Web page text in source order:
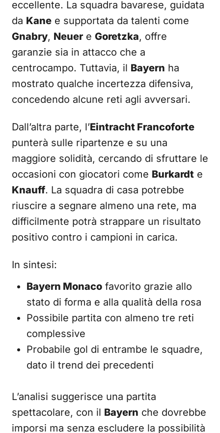
eccellente. La squadra bavarese, guidata
da Kane e supportata da talenti come
Gnabry, Neuer e Goretzka, offre
garanzie sia in attacco che a
centrocampo. Tuttavia, il Bayern ha
mostrato qualche incertezza difensiva,
concedendo alcune reti agli avversari.
Dall’altra parte, l’Eintracht Francoforte
punterà sulle ripartenze e su una
maggiore solidità, cercando di sfruttare le
occasioni con giocatori come Burkardt e
Knauff. La squadra di casa potrebbe
riuscire a segnare almeno una rete, ma
difficilmente potrà strappare un risultato
positivo contro i campioni in carica.
In sintesi:
Bayern Monaco favorito grazie allo
stato di forma e alla qualità della rosa
Possibile partita con almeno tre reti
complessive
Probabile gol di entrambe le squadre,
dato il trend dei precedenti
L’analisi suggerisce una partita
spettacolare, con il Bayern che dovrebbe
imporsi ma senza escludere la possibilità